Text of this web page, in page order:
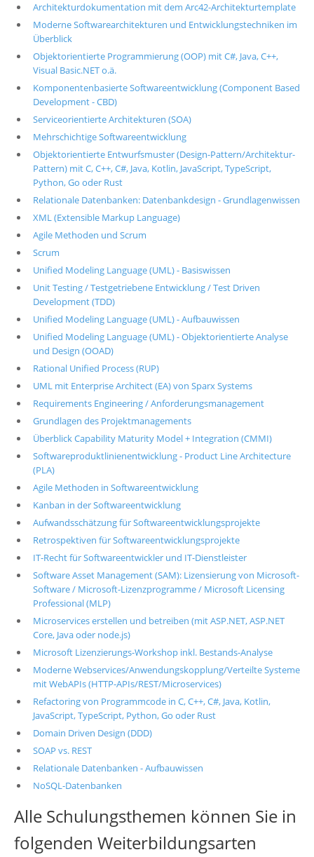
Architekturdokumentation mit dem Arc42-Architekturtemplate
Moderne Softwarearchitekturen und Entwicklungstechniken im
Überblick
Objektorientierte Programmierung (OOP) mit C#, Java, C++,
Visual Basic.NET o.ä.
Komponentenbasierte Softwareentwicklung (Component Based
Development - CBD)
Serviceorientierte Architekturen (SOA)
Mehrschichtige Softwareentwicklung
Objektorientierte Entwurfsmuster (Design-Pattern/Architektur-
Pattern) mit C, C++, C#, Java, Kotlin, JavaScript, TypeScript,
Python, Go oder Rust
Relationale Datenbanken: Datenbankdesign - Grundlagenwissen
XML (Extensible Markup Language)
Agile Methoden und Scrum
Scrum
Unified Modeling Language (UML) - Basiswissen
Unit Testing / Testgetriebene Entwicklung / Test Driven
Development (TDD)
Unified Modeling Language (UML) - Aufbauwissen
Unified Modeling Language (UML) - Objektorientierte Analyse
und Design (OOAD)
Rational Unified Process (RUP)
UML mit Enterprise Architect (EA) von Sparx Systems
Requirements Engineering / Anforderungsmanagement
Grundlagen des Projektmanagements
Überblick Capability Maturity Model + Integration (CMMI)
Softwareproduktlinienentwicklung - Product Line Architecture
(PLA)
Agile Methoden in Softwareentwicklung
Kanban in der Softwareentwicklung
Aufwandsschätzung für Softwareentwicklungsprojekte
Retrospektiven für Softwareentwicklungsprojekte
IT-Recht für Softwareentwickler und IT-Dienstleister
Software Asset Management (SAM): Lizensierung von Microsoft-
Software / Microsoft-Lizenzprogramme / Microsoft Licensing
Professional (MLP)
Microservices erstellen und betreiben (mit ASP.NET, ASP.NET
Core, Java oder node.js)
Microsoft Lizenzierungs-Workshop inkl. Bestands-Analyse
Moderne Webservices/Anwendungskopplung/Verteilte Systeme
mit WebAPIs (HTTP-APIs/REST/Microservices)
Refactoring von Programmcode in C, C++, C#, Java, Kotlin,
JavaScript, TypeScript, Python, Go oder Rust
Domain Driven Design (DDD)
SOAP vs. REST
Relationale Datenbanken - Aufbauwissen
NoSQL-Datenbanken
Alle Schulungsthemen können Sie in
folgenden Weiterbildungsarten